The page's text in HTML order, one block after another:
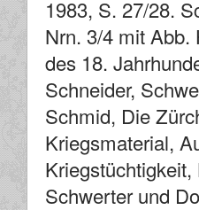
1983, S. 27/28.
Nrn. 3/4 mit Abb.
des 18.
Schneider,
Schmid, Die
Kriegsmaterial,
Schwerter und